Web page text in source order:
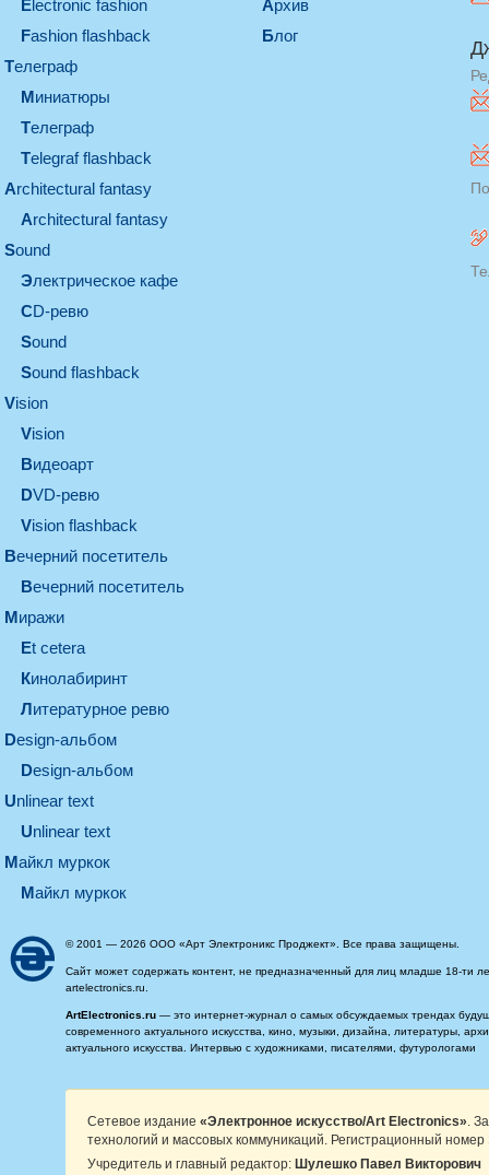
electronic fashion
Fashion flashback
телеграф
миниатюры
телеграф
Telegraf flashback
architectural fantasy
architectural fantasy
sound
электрическое кафе
CD-ревю
sound
Sound flashback
vision
vision
видеоарт
DVD-ревю
Vision flashback
вечерний посетитель
вечерний посетитель
миражи
et cetera
кинолабиринт
литературное ревю
design-альбом
design-альбом
unlinear text
Unlinear text
майкл муркок
майкл муркок
Архив
Блог
© 2001 — 2026 ООО «Арт Электроникс Проджект». Все права защищены.
Сайт может содержать контент, не предназначенный для лиц младше 18-ти
artelectronics.ru.
ArtElectronics.ru — это интернет-журнал о самых обсуждаемых трендах
современного актуального искусства, кино, музыки, дизайна, литературы,
актуального искусства. Интервью с художниками, писателями, футурологами
Сетевое издание «Электронное искусство/Art Electronics» .
технологий и массовых коммуникаций. Регистрационный
Учредитель и главный редактор: Шулешко Павел Викторович